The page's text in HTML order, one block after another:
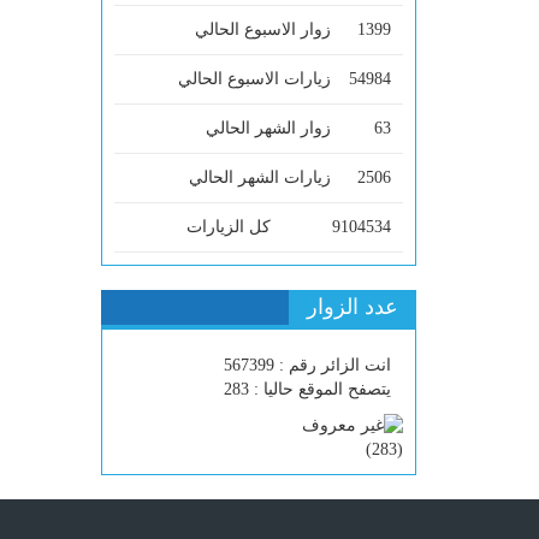
1399 زوار الاسبوع الحالي
54984 زيارات الاسبوع الحالي
63 زوار الشهر الحالي
2506 زيارات الشهر الحالي
9104534 كل الزيارات
عدد الزوار
انت الزائر رقم : 567399
يتصفح الموقع حاليا : 283
(
283
)